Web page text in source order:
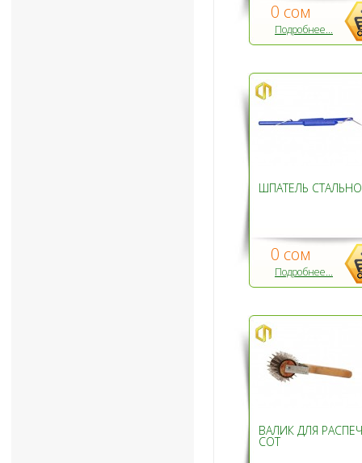
0 сом
Подробнее...
ШПАТЕЛЬ
0 сом
Подробнее...
ВАЛИК ДЛЯ
СОТ